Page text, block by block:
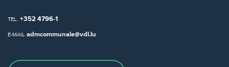
TEL. +352 4796-1
E-MAIL admcommunale@vdl.lu